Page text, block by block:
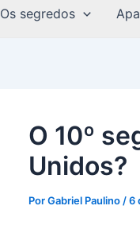
Os segredos
O 10º
Unidos?
PorGabriel Paulino /6